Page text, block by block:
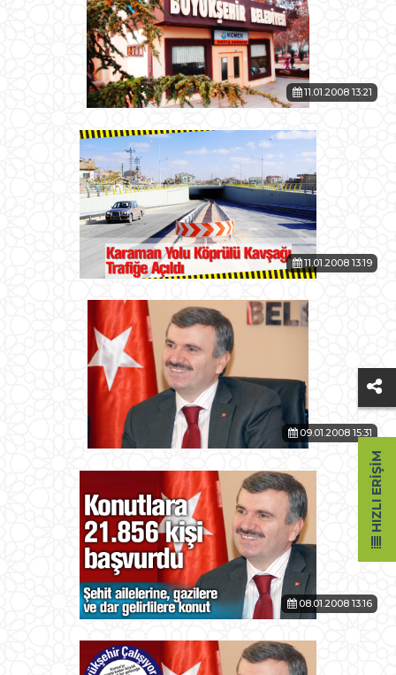
11.01.2008 13:21
11.01.2008 13:19
09.01.2008 15:31
08.01.2008 13:16
HIZLI ERIŞIM